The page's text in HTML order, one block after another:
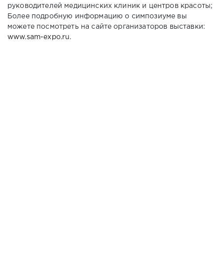
руководителей медицинских клиник и центров красоты;
Более подробную информацию о симпозиуме вы
можете посмотреть на сайте организаторов выставки:
www.sam-expo.ru.